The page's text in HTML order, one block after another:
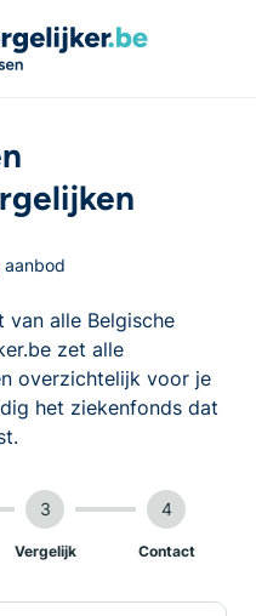
aanbod
alle Belgische
zet alle
overzichtelijk voor je
het ziekenfonds dat
3
Vergelijk
4
Contact